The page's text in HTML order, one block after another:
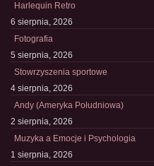
Harlequin Retro
6 sierpnia, 2026
Fotografia
5 sierpnia, 2026
Stowrzyszenia sportowe
4 sierpnia, 2026
Andy (Ameryka Południowa)
2 sierpnia, 2026
Muzyka a Emocje i Psychologia
1 sierpnia, 2026